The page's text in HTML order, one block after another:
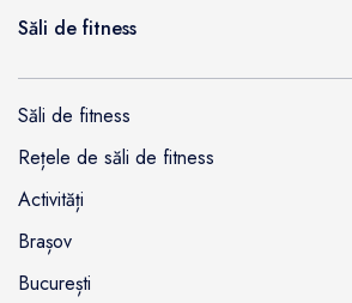
Săli de fitness
Săli de fitness
Rețele de săli de fitness
Activități
Brașov
București